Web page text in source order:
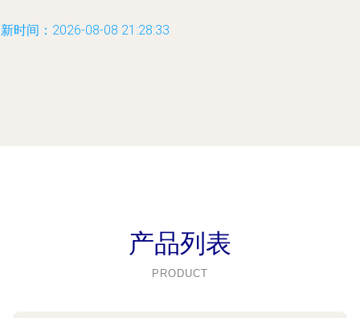
时间：2026-08-08 21:28:33
产品列表
PRODUCT